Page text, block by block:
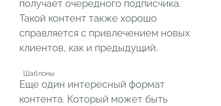
получает очередного подписчика.
Такой контент также хорошо
справляется с привлечением новых
клиентов, как и предыдущий.
  Шаблоны
Еще один интересный формат
контента. Который может быть